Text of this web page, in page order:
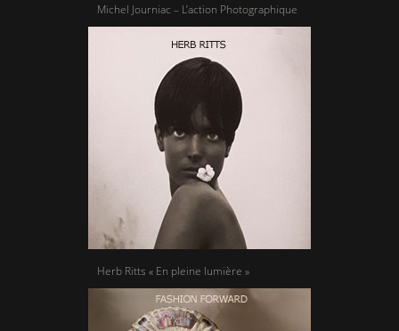
Michel Journiac – L’action Photographique
Herb Ritts « En pleine lumière »